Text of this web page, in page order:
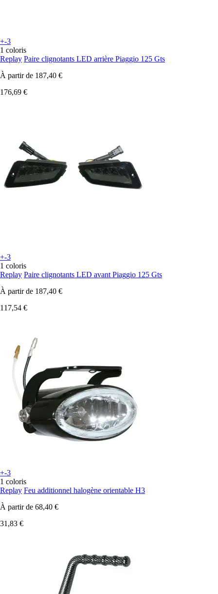
+-3
1 coloris
Replay Paire clignotants LED arrière Piaggio 125 Gts
À partir de 187,40 €
176,69 €
+-3
1 coloris
Replay Paire clignotants LED avant Piaggio 125 Gts
À partir de 187,40 €
117,54 €
+-3
1 coloris
Replay Feu additionnel halogène orientable H3
À partir de 68,40 €
31,83 €